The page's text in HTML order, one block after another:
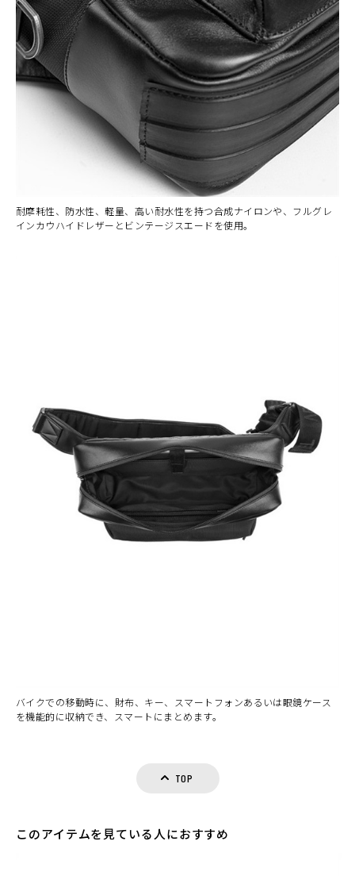
耐摩耗性、防水性、軽量、高い耐水性を持つ合成ナイロンや、フルグレ
インカウハイドレザーとビンテージスエードを使用。
バイクでの移動時に、財布、キー、スマートフォンあるいは眼鏡ケース
を機能的に収納でき、スマートにまとめます。
TOP
このアイテムを見ている人におすすめ